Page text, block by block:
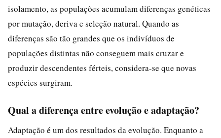
isolamento, as populações acumulam diferenças genéticas
por mutação, deriva e seleção natural. Quando as
diferenças são tão grandes que os indivíduos de
populações distintas não conseguem mais cruzar e
produzir descendentes férteis, considera-se que novas
espécies surgiram.
Qual a diferença entre evolução e adaptação?
Adaptação é um dos resultados da evolução. Enquanto a